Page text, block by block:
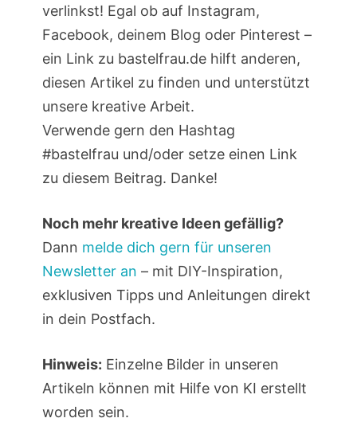
verlinkst! Egal ob auf Instagram,
Facebook, deinem Blog oder Pinterest –
ein Link zu bastelfrau.de hilft anderen,
diesen Artikel zu finden und unterstützt
unsere kreative Arbeit.
Verwende gern den Hashtag
#bastelfrau und/oder setze einen Link
zu diesem Beitrag. Danke!
Noch mehr kreative Ideen gefällig?
Dann melde dich gern für unseren
Newsletter an – mit DIY-Inspiration,
exklusiven Tipps und Anleitungen direkt
in dein Postfach.
Hinweis: Einzelne Bilder in unseren
Artikeln können mit Hilfe von KI erstellt
worden sein.